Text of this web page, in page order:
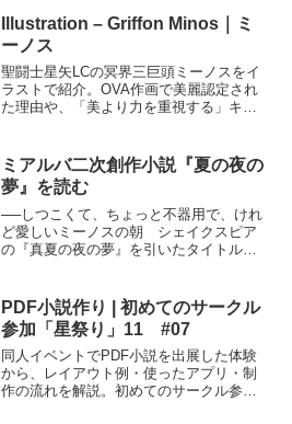
Illustration – Griffon Minos｜ミ
ーノス
聖闘士星矢LCの冥界三巨頭ミーノスをイ
ラストで紹介。OVA作画で美麗認定され
た理由や、「美より力を重視する」キャ
ミアルバ二次創作小説『夏の夜の
夢』を読む
──しつこくて、ちょっと不器用で、けれ
ど愛しいミーノスの朝 シェイクスピア
の『真夏の夜の夢』を引いたタイトルに
な悪夢を見たあとのそれぞれの行動。
ミーノス編。 ◆ 概...
PDF小説作り | 初めてのサークル
参加「星祭り」11 #07
同人イベントでPDF小説を出展した体験
から、レイアウト例・使ったアプリ・制
作の流れを解説。初めてのサークル参加